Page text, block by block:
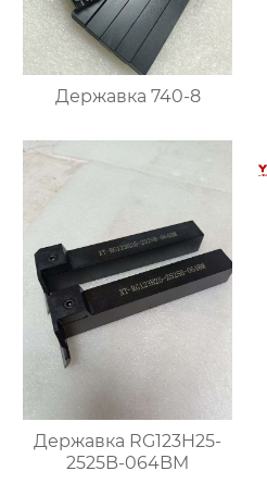
Державка 740-8
Державка RG123H25-
2525B-064BM